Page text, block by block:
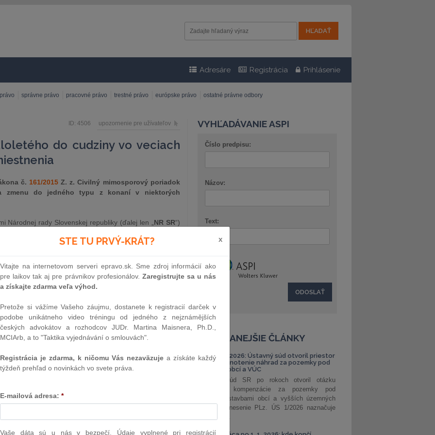
Adresáre Registrácia Prihlásenie
správne právo pracovné právo trestné právo európske právo ostatné právne odbory
ID: 4506 upozornenie pre užívateľov
do cudziny vo veciach
č. 161/2015 Z. z. Civilný mimosporový poriadok
zmenu do jedného typu z konaní v niektorých
Národnej rady Slovenskej republiky (ďalej len „ NR SR“)
zákona však uplatnil prezident Slovenskej republiky
SR zákon neprijala ako celok. Prezidentom uplatnené
zákonov Slovenskej republiky ako zákon č. 137/2019
Z.
republiky.
ustanovenie § 75 CMP nasledovne:„Žaloba na obnovu
uzneseniu vydanému v konaní o dedičstve a
o návrat maloletého do cudziny vo veciach
zadržania, ak zmenu alebo zrušenie uznesenia
na obnovu konania prípustná len voči právoplatnému
možné zmenu alebo zrušenie uznesenia dosiahnuť
ustanovenia od 1. júna 2019 po splnení zákonom
v ktorej neprospech bolo vydané rozhodnutie,podať
VYHĽADÁVANIE ASPI
Číslo predpisu:
Názov:
Text:
NAJČÍTANEJŠIE ČLÁNKY
PLz. ÚS 1/2026: Ústavný súd otvoril priestor
na prehodnotenie náhrad za pozemky pod
stavbami obcí a VÚC
Ústavný súd SR po rokoch otvoril otázku
primeranej kompenzácie za pozemky pod
verejnými stavbami obcí a vyšších územných
celkov. Uznesenie PLz. ÚS 1/2026 naznačuje
odklon od...
STE TU PRVÝ-KRÁT? x
Vitajte na internetovom serveri epravo.sk. Sme zdroj informácií ako
pre laikov tak aj pre právnikov profesionálov. Zaregistrujte sa u nás
a získajte zdarma veľa výhod.
Pretože si vážíme Vašeho záujmu, dostanete k registracií darček v
podobe unikátneho video tréningu od jedného z nejznámějších
českých advokátov a rozhodcov JUDr. Martina Maisnera, Ph.D.,
MCIArb, a to "Taktika vyjednávání o smlouvách".
Registrácia je zdarma, k ničomu Vás nezaväzuje a získáte každý
týždeň prehľad o novinkách vo svete práva.
E-mailová adresa: *
Vaše dáta sú u nás v bezpečí. Údaje vyplnené pri registrácií